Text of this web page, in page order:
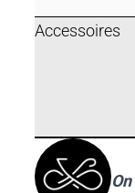
Accessoires